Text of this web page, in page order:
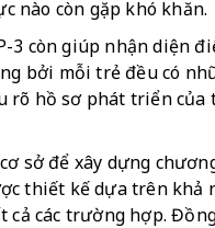
nào còn gặp khó khăn.
3 còn giúp nhận diện
bởi mỗi trẻ đều có
rõ hồ sơ phát triển
sở để xây dựng
thiết kế dựa trên
các trường hợp. Đồng